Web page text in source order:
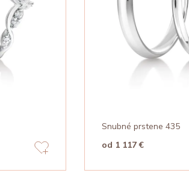
Snubné prstene 435
od 1 117 €